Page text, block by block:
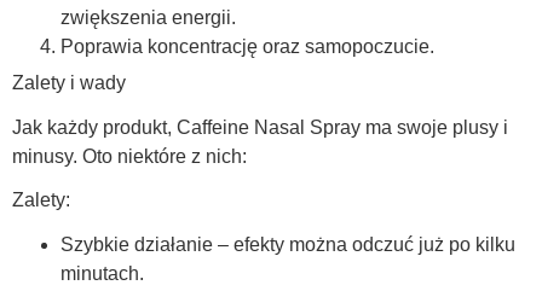
zwiększenia energii.
Poprawia koncentrację oraz samopoczucie.
Zalety i wady
Jak każdy produkt, Caffeine Nasal Spray ma swoje plusy i
minusy. Oto niektóre z nich:
Zalety:
Szybkie działanie – efekty można odczuć już po kilku
minutach.